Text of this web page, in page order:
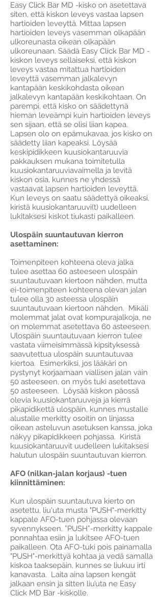
Easy Click Bar MD -kisko on asetettava
siten, että kiskon leveys vastaa lapsen
hartioiden leveyttä. Mittaa lapsen
hartioiden leveys vasemman olkapään
ulkoreunasta oikean olkapään
ulkoreunaan. Säädä Easy Click Bar MD -
kiskon leveys sellaiseksi, että kiskon
leveys vastaa mitattua hartioiden
leveyttä vasemman jalkalevyn
kantapään keskikohdasta oikean
jalkalevyn kantapään keskikohtaan. On
parempi, että kisko on säädettynä
hieman leveämpi kuin hartioiden leveys
sen sijaan, että se olisi liian kapea.
Lapsen olo on epämukavaa, jos kisko on
säädetty liian kapeaksi. Löysää
keskipidikkeen kuusiokantaruuvia
pakkauksen mukana toimitetulla
kuusiokantaruuviavaimella ja levitä
kiskon osia, kunnes ne yhdessä
vastaavat lapsen hartioiden leveyttä.
Kun leveys on saatu säädettyä oikeaksi,
kiristä kuusiokantaruuvi(t) uudelleen
lukitaksesi kiskot tiukasti paikalleen.
Ulospäin suuntautuvan kierron
asettaminen:
Toimenpiteen kohteena oleva jalka
tulee asettaa 60 asteeseen ulospäin
suuntautuvaan kiertoon nähden, mutta
ei-toimenpiteen kohteena olevan jalan
tulee olla 30 asteessa ulospäin
suuntautuvaan kiertoon nähden. Mikäli
molemmat jalat ovat kompurajalkoja, ne
on molemmat asetettava 60 asteeseen.
Ulospäin suuntautuvaan kierron tulee
vastata viimeisimmässä kipsityksessä
saavutettua ulospäin suuntautuvaa
kiertoa. Esimerkiksi, jos lääkäri on
pystynyt korjaamaan viallisen jalan vain
50 asteeseen, on myös tuki asetettava
50 asteeseen. Löysää kiskon päossä
olevia kuusiokantaruuveja ja kierrä
pikapidikettä ulospäin, kunnes mustalle
alustalle merkitty osoitin on linjassa
oikean asteluvun asetuksen kanssa, joka
näkyy pikapidikkeen pohjassa. Kiristä
kuusiokantaruuvit uudelleen lukitaksesi
halutun ulospäin suuntautuvan kierron.
AFO (nilkan-jalan korjaus) -tuen
kiinnittäminen:
Kun ulospäin suuntautuva kierto on
asetettu, liu'uta musta "PUSH"-merkitty
kappale AFO-tuen pohjassa olevaan
syvennykseen. ”PUSH”-merkitty kappale
ponnahtaa esiin ja lukitsee AFO-tuen
paikalleen. Ota AFO-tuki pois painamalla
"PUSH"-merkittyä kohtaa ja vedä samalla
kiskoa taaksepäin, kunnes se liukuu irti
kanavasta. Laita aina lapsen kengät
jalkaan ensin ja sitten liu’uta ne Easy
Click MD Bar -kiskolle.